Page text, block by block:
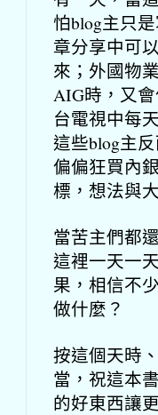
怕blog主只
章分享中可
來；外國物
AIG時，又
台電視中每
這些blog主
偏偏狂買內
標，想法與
當苦主們都
這裡一天一
果，相信不
做什麼？
按這個天時
當，祝這本
的好東西讓